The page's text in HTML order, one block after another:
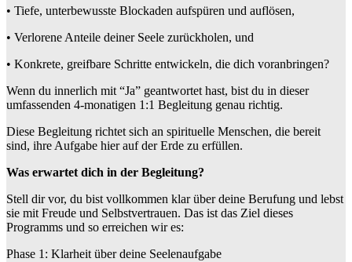
• Tiefe, unterbewusste Blockaden aufspüren und auflösen,
• Verlorene Anteile deiner Seele zurückholen, und
• Konkrete, greifbare Schritte entwickeln, die dich voranbringen?
Wenn du innerlich mit “Ja” geantwortet hast, bist du in dieser
umfassenden 4-monatigen 1:1 Begleitung genau richtig.
Diese Begleitung richtet sich an spirituelle Menschen, die bereit
sind, ihre Aufgabe hier auf der Erde zu erfüllen.
Was erwartet dich in der Begleitung?
Stell dir vor, du bist vollkommen klar über deine Berufung und lebst
sie mit Freude und Selbstvertrauen. Das ist das Ziel dieses
Programms und so erreichen wir es:
Phase 1: Klarheit über deine Seelenaufgabe